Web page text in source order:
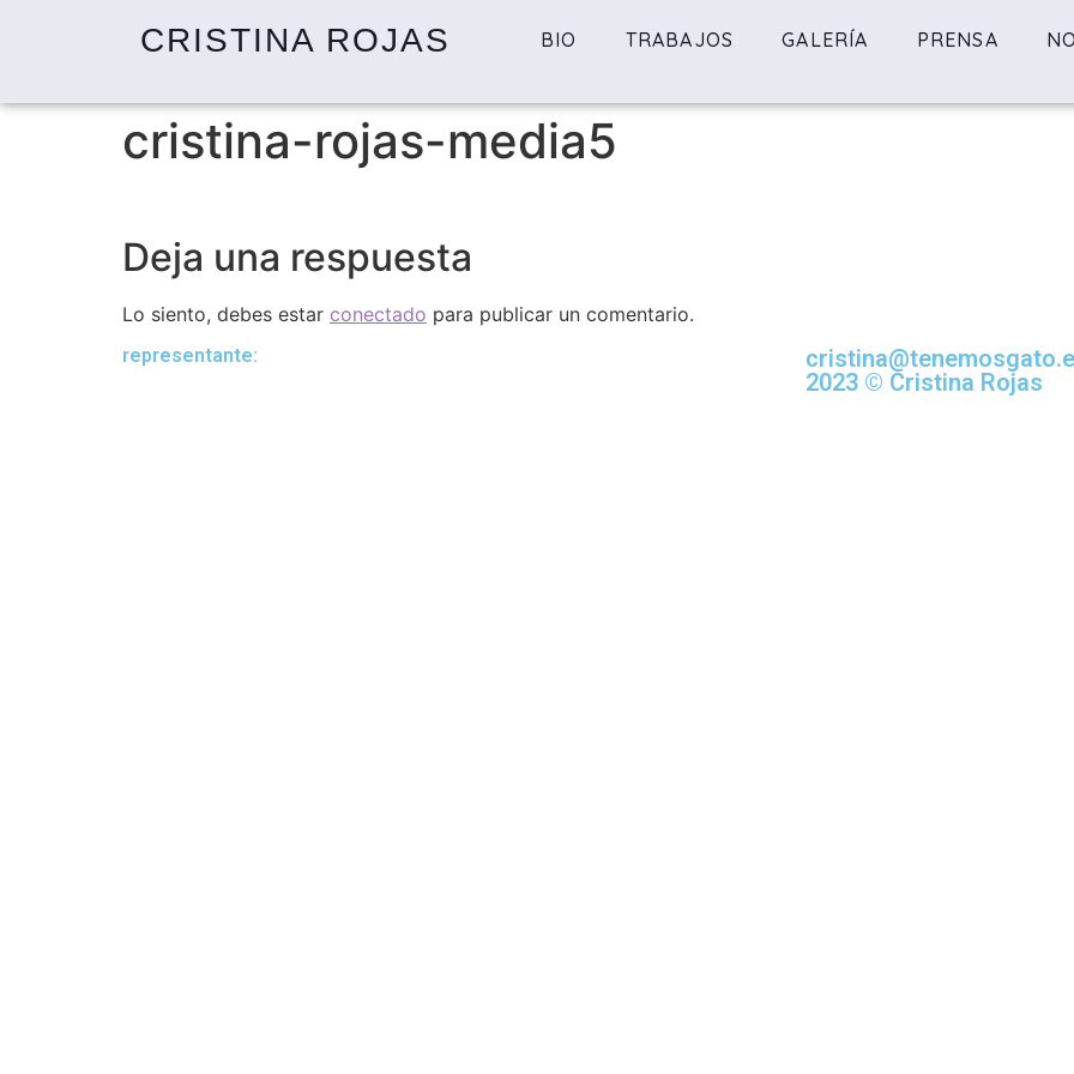
CRISTINA ROJAS BIO TRABAJOS GALERÍA PRENSA
cristina-rojas-media5
Deja una respuesta
Lo siento, debes estar conectado para publicar un comentario.
representante:
2023 © Cristina Rojas